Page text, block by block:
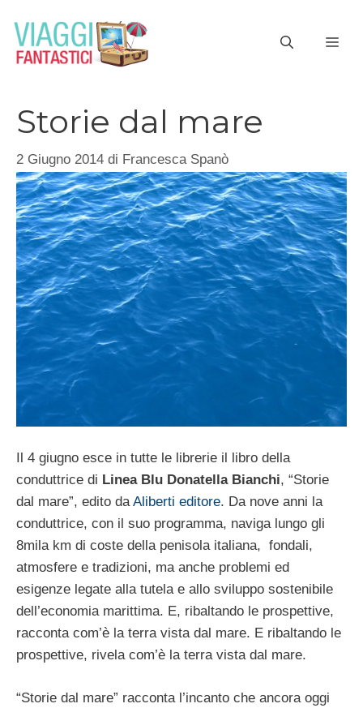
contenuto
Storie dal mare
2 Giugno 2014 di Francesca Spanò
Il 4 giugno esce in tutte le librerie il libro della
conduttrice di Linea Blu Donatella Bianchi, “Storie
dal mare”, edito daAliberti editore. Da nove anni la
conduttrice, con il suo programma, naviga lungo gli
8mila km di coste della penisola italiana, fondali,
atmosfere e tradizioni, ma anche problemi ed
esigenze legate alla tutela e allo sviluppo sostenibile
dell’economia marittima. E, ribaltando le prospettive,
racconta com’è la terra vista dal mare. E ribaltando le
prospettive, rivela com’è la terra vista dal mare.
“Storie dal mare” racconta l’incanto che ancora oggi